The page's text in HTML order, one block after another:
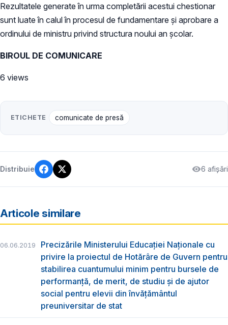
Rezultatele generate în urma completării acestui chestionar
sunt luate în calul în procesul de fundamentare și aprobare a
ordinului de ministru privind structura noului an școlar.
BIROUL DE COMUNICARE
6 views
ETICHETE comunicate de presă
Distribuie 6 afișări
Articole similare
06.06.2019
Precizările Ministerului Educației Naționale cu
privire la proiectul de Hotărâre de Guvern pentru
stabilirea cuantumului minim pentru bursele de
performanță, de merit, de studiu și de ajutor
social pentru elevii din învățământul
preuniversitar de stat